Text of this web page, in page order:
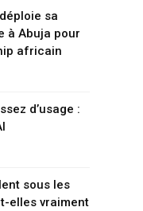
sa
à Abuja pour
africain
d’usage :
sous les
elles vraiment